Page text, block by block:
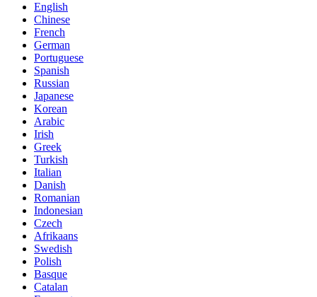
English
Chinese
French
German
Portuguese
Spanish
Russian
Japanese
Korean
Arabic
Irish
Greek
Turkish
Italian
Danish
Romanian
Indonesian
Czech
Afrikaans
Swedish
Polish
Basque
Catalan